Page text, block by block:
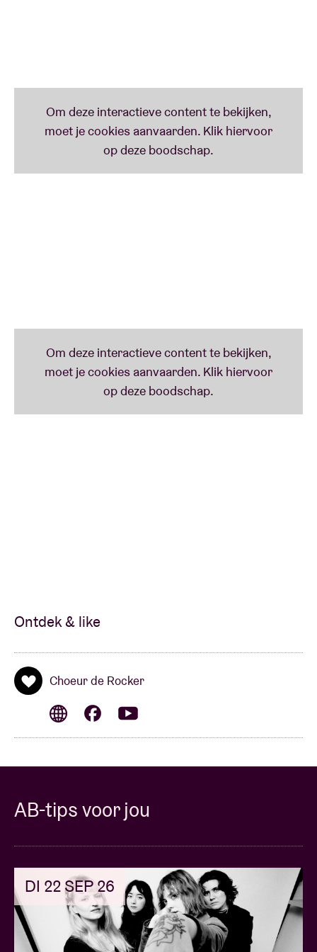
Ontdek & like
Choeur de Rocker
AB-tips voor jou
DI 22 SEP 26